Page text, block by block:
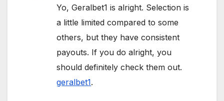
Yo, Geralbet1 is alright. Selection is
a little limited compared to some
others, but they have consistent
payouts. If you do alright, you
should definitely check them out.
geralbet1.